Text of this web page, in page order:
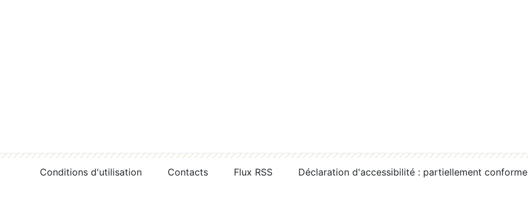
Conditions d'utilisation Contacts Flux RSS Déclaration d'accessibilité : partiellement conforme